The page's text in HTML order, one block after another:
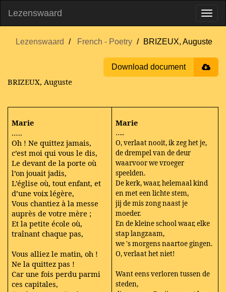
Lezenswaard
Lezenswaard French - Poetry BRIZEUX, Auguste
Download document
BRIZEUX, Auguste
Marie
…..
Oh ! Ne quittez jamais,
c’est moi qui vous le dis,
Le devant de la porte où
l’on jouait jadis,
L’église où, tout enfant, et
d’une voix légère,
Vous chantiez à la messe
auprès de votre mère ;
Et la petite école où,
traînant chaque pas,
Vous alliez le matin, oh !
Ne la quittez pas !
Car une fois perdu parmi
ces capitales,
Marie
…..
O, verlaat nooit, ik zeg het je,
de drempel van de deur
waarvoor we vroeger
speelden.
De kerk, waar, helemaal kind
en met een lichte stem,
jij de mis zong naast je
moeder.
En de kleine school waar, elke
stap langzaam,
we 's morgens naartoe gingen.
O, verlaat het niet!
Want eens verloren tussen de
steden,